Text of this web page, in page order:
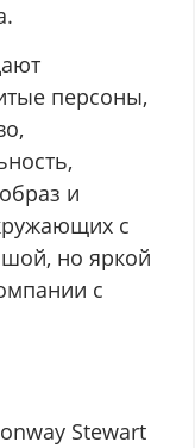
персоны,
и
с
но яркой
с
Stewart